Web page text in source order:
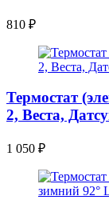
810 ₽
Термостат
2, Веста,
1 050 ₽